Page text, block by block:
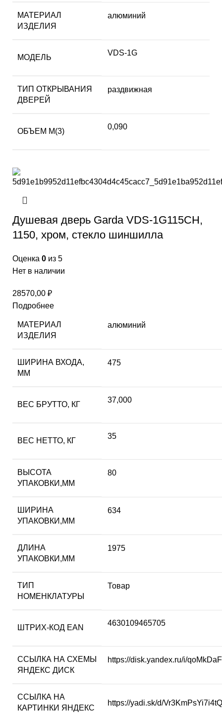
МАТЕРИАЛ
ИЗДЕЛИЯ
алюминий
МОДЕЛЬ
VDS-1G
ТИП ОТКРЫВАНИЯ
ДВЕРЕЙ
раздвижная
ОБЪЕМ М(3)
0,090
Душевая дверь Garda VDS-1G115CH,
1150, хром, стекло шиншилла
Оценка 0 из 5
Нет в наличии
28570,00 ₽
Подробнее
МАТЕРИАЛ
ИЗДЕЛИЯ
алюминий
ШИРИНА ВХОДА,
ММ
475
ВЕС БРУТТО, КГ
37,000
ВЕС НЕТТО, КГ
35
ВЫСОТА
УПАКОВКИ,ММ
80
ШИРИНА
УПАКОВКИ,ММ
634
ДЛИНА
УПАКОВКИ,ММ
1975
ТИП
НОМЕНКЛАТУРЫ
Товар
ШТРИХ-КОД EAN
4630109465705
ССЫЛКА НА СХЕМЫ
ЯНДЕКС ДИСК
https://disk.yandex.ru/i/
ССЫЛКА НА
КАРТИНКИ ЯНДЕКС
https://yadi.sk/d/Vr3KmPsYi7i4tQ